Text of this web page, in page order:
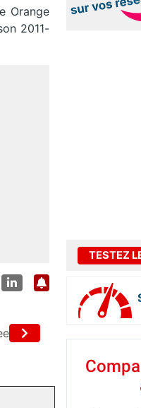
Orange
2011-
TESTEZ